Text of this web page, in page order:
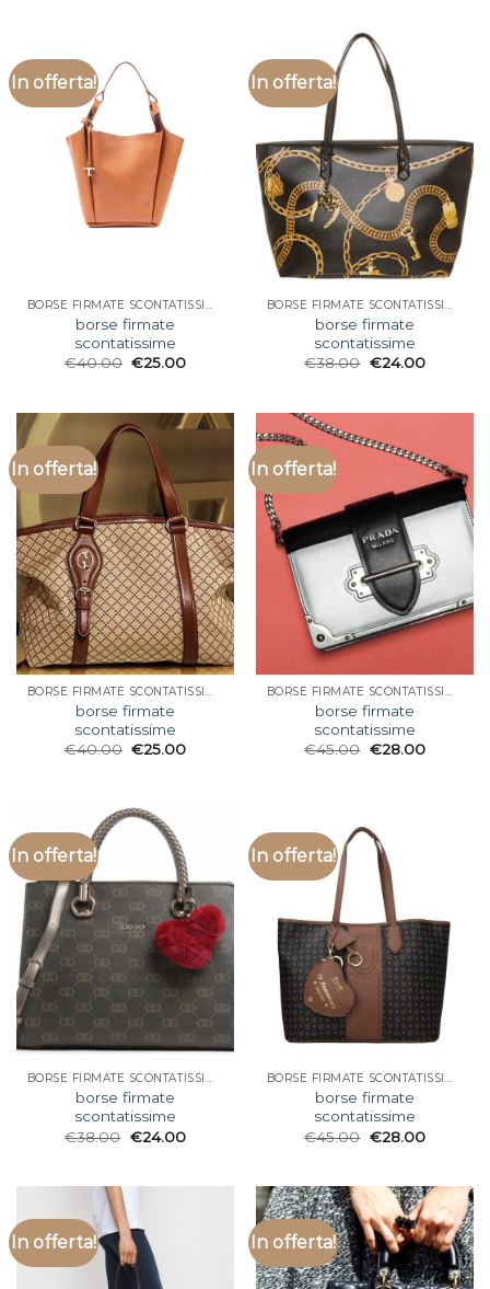
In offerta!
BORSE FIRMATE SCONTATISSIME
borse firmate
scontatissime
€40.00 €25.00
In offerta!
BORSE FIRMATE SCONTATISSIME
borse firmate
scontatissime
€38.00 €24.00
In offerta!
BORSE FIRMATE SCONTATISSIME
borse firmate
scontatissime
€40.00 €25.00
In offerta!
BORSE FIRMATE SCONTATISSIME
borse firmate
scontatissime
€45.00 €28.00
In offerta!
BORSE FIRMATE SCONTATISSIME
borse firmate
scontatissime
€38.00 €24.00
In offerta!
BORSE FIRMATE SCONTATISSIME
borse firmate
scontatissime
€45.00 €28.00
In offerta! In offerta!